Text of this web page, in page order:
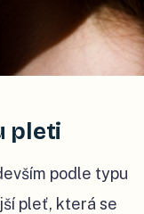
pleti
podle typu
pleť, která se